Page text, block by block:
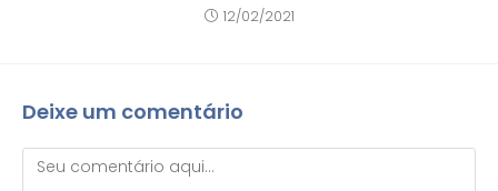
12/02/2021
Deixe um comentário